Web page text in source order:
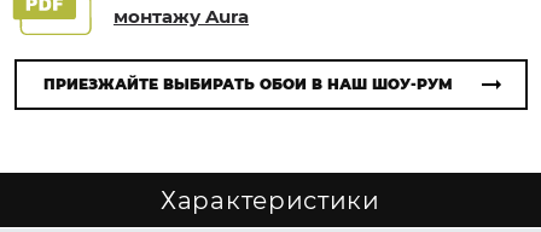
монтажу Aura
ПРИЕЗЖАЙТЕ ВЫБИРАТЬ ОБОИ В НАШ ШОУ-РУМ
Характеристики